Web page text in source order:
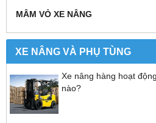
MÂM VỎ XE NÂNG
XE NÂNG VÀ PHỤ TÙNG
Xe nâng hàng hoạt
nào?